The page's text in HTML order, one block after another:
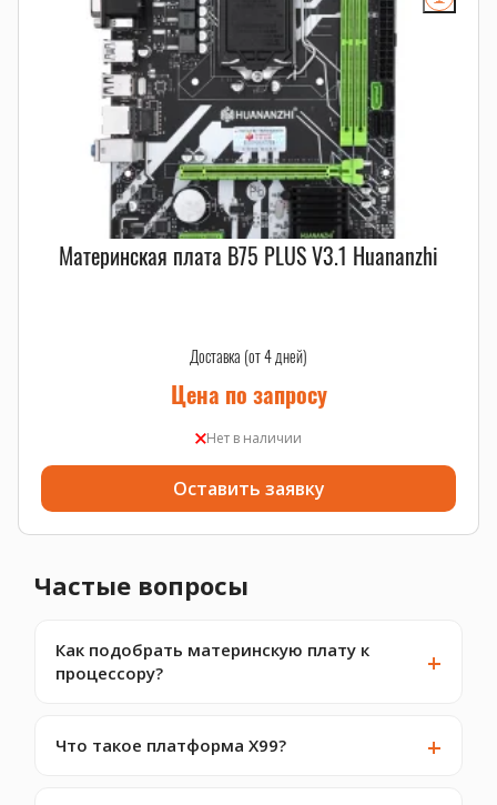
Материнская плата B75 PLUS V3.1 Huananzhi
Доставка (от 4 дней)
Цена по запросу
Нет в наличии
Оставить заявку
Частые вопросы
Как подобрать материнскую плату к
процессору?
Что такое платформа X99?